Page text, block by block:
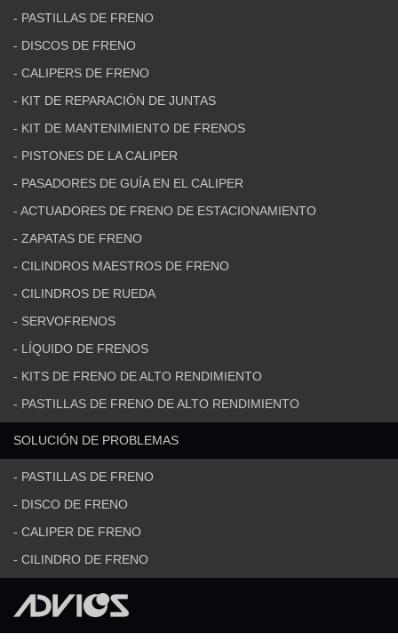
- PASTILLAS DE FRENO
- DISCOS DE FRENO
- CALIPERS DE FRENO
- KIT DE REPARACIÓN DE JUNTAS
- KIT DE MANTENIMIENTO DE FRENOS
- PISTONES DE LA CALIPER
- PASADORES DE GUÍA EN EL CALIPER
- ACTUADORES DE FRENO DE ESTACIONAMIENTO
- ZAPATAS DE FRENO
- CILINDROS MAESTROS DE FRENO
- CILINDROS DE RUEDA
- SERVOFRENOS
- LÍQUIDO DE FRENOS
- KITS DE FRENO DE ALTO RENDIMIENTO
- PASTILLAS DE FRENO DE ALTO RENDIMIENTO
SOLUCIÓN DE PROBLEMAS
- PASTILLAS DE FRENO
- DISCO DE FRENO
- CALIPER DE FRENO
- CILINDRO DE FRENO